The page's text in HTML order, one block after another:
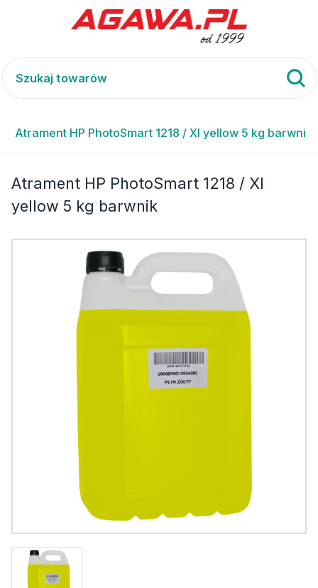
Atrament HP PhotoSmart 1218 / XI yellow 5 kg barwnik
Atrament HP PhotoSmart 1218 / XI
yellow 5 kg barwnik